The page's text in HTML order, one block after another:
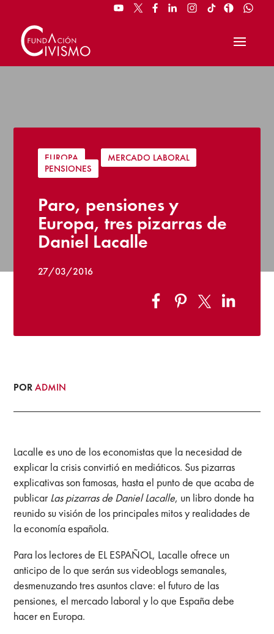
EUROPA | MERCADO LABORAL
PENSIONES
Paro, pensiones y
Europa, tres pizarras de
Daniel Lacalle
27/03/2016
PORADMIN
Lacalle es uno de los economistas que la necesidad de
explicar la crisis convirtió en mediáticos. Sus pizarras
explicativas son famosas, hasta el punto de que acaba de
publicarLas pizarras de Daniel Lacalle, un libro donde ha
reunido su visión de los principales mitos y realidades de
la economía española.
Para los lectores de EL ESPAÑOL, Lacalle ofrece un
anticipo de lo que serán sus videoblogs semanales,
desmenuzando tres asuntos clave: el futuro de las
pensiones, el mercado laboral y lo que España debe
hacer en Europa.